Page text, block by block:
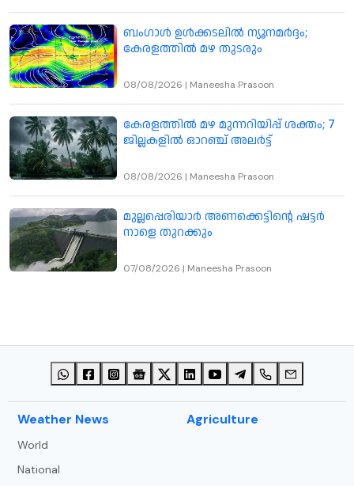
ബംഗാൾ ഉൾക്കടലിൽ ന്യൂനമർദ്ദം;
കേരളത്തിൽ മഴ തുടരും
08/08/2026 | Maneesha Prasoon
കേരളത്തിൽ മഴ മുന്നറിയിപ്പ് ശക്തം; 7
ജില്ലകളിൽ ഓറഞ്ച് അലർട്ട്
08/08/2026 | Maneesha Prasoon
മുല്ലപ്പെരിയാർ അണക്കെട്ടിന്റെ ഷട്ടർ
നാളെ തുറക്കും
07/08/2026 | Maneesha Prasoon
⁠Weather News
World
National
Agriculture